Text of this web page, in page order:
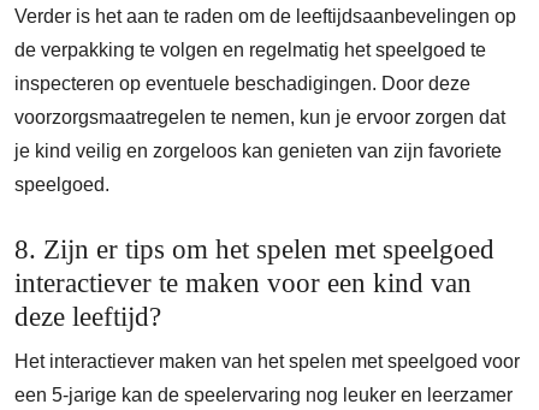
Verder is het aan te raden om de leeftijdsaanbevelingen op
de verpakking te volgen en regelmatig het speelgoed te
inspecteren op eventuele beschadigingen. Door deze
voorzorgsmaatregelen te nemen, kun je ervoor zorgen dat
je kind veilig en zorgeloos kan genieten van zijn favoriete
speelgoed.
8. Zijn er tips om het spelen met speelgoed
interactiever te maken voor een kind van
deze leeftijd?
Het interactiever maken van het spelen met speelgoed voor
een 5-jarige kan de speelervaring nog leuker en leerzamer